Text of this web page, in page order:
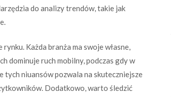
do analizy trendów, takie jak
Każda branża ma swoje własne,
dominuje ruch mobilny, podczas gdy w
tych niuansów pozwala na skuteczniejsze
Dodatkowo, warto śledzić